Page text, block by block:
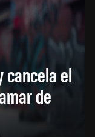
cancela el
de